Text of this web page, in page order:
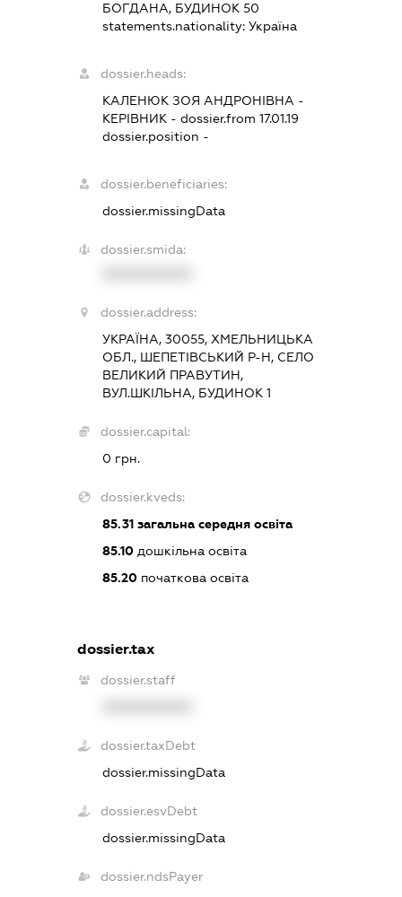
БОГДАНА, БУДИНОК 50
statements.nationality: Україна
dossier.heads:
КАЛЕНЮК ЗОЯ АНДРОНІВНА -
КЕРІВНИК- dossier.from 17.01.19
dossier.position -
dossier.beneficiaries:
dossier.missingData
dossier.smida:
dossier.address:
УКРАЇНА, 30055, ХМЕЛЬНИЦЬКА
ОБЛ., ШЕПЕТІВСЬКИЙ Р-Н, СЕЛО
ВЕЛИКИЙ ПРАВУТИН,
ВУЛ.ШКІЛЬНА, БУДИНОК 1
dossier.capital:
0 грн.
dossier.kveds:
85.31загальна середня освіта
85.10дошкільна освіта
85.20початкова освіта
dossier.tax
dossier.staff
dossier.taxDebt
dossier.missingData
dossier.esvDebt
dossier.missingData
dossier.ndsPayer